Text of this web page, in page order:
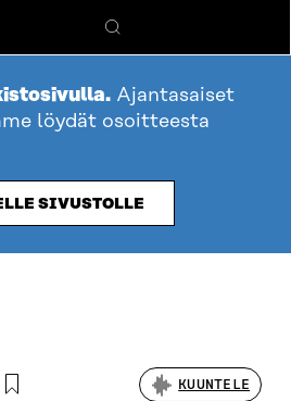
Hae
Ajantasaiset
löydät osoitteesta
SIVUSTOLLE
KUUNTELE